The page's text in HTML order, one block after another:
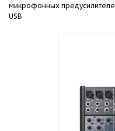
микрофонных
USB